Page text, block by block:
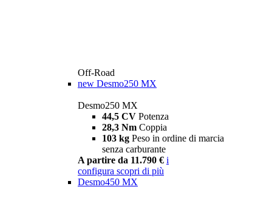
Off-Road
new Desmo250 MX
Desmo250 MX
44,5 CV Potenza
28,3 Nm Coppia
103 kg Peso in ordine di marcia
senza carburante
A partire da 11.790 € i
configura scopri di più
Desmo450 MX